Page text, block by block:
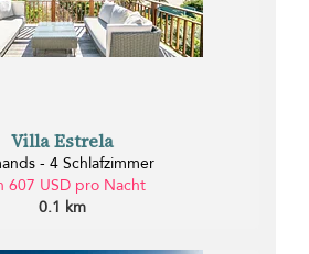
Villa Estrela
- 4 Schlafzimmer
607 USD pro Nacht
0.1 km